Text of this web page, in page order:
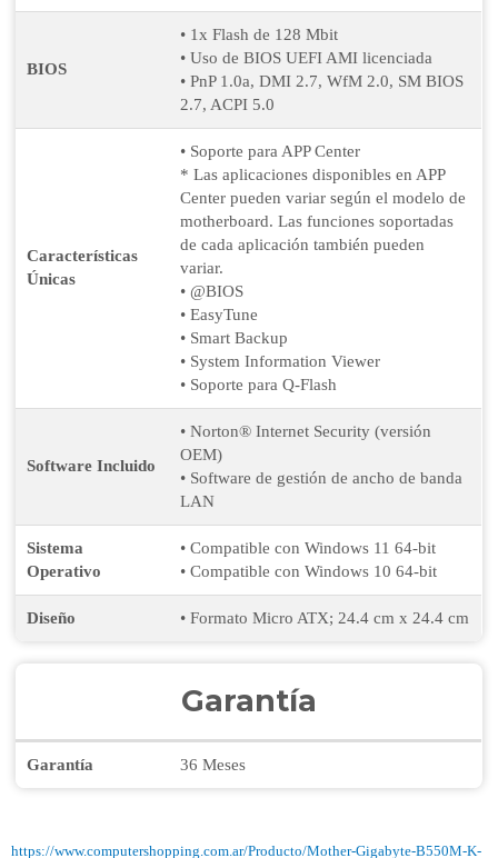
BIOS
• 1x Flash de 128 Mbit
• Uso de BIOS UEFI AMI licenciada
• PnP 1.0a, DMI 2.7, WfM 2.0, SM BIOS
2.7, ACPI 5.0
Características
Únicas
• Soporte para APP Center
* Las aplicaciones disponibles en APP
Center pueden variar según el modelo de
motherboard. Las funciones soportadas
de cada aplicación también pueden
variar.
• @BIOS
• EasyTune
• Smart Backup
• System Information Viewer
• Soporte para Q-Flash
Software Incluido
• Norton® Internet Security (versión
OEM)
• Software de gestión de ancho de banda
LAN
Sistema
Operativo
• Compatible con Windows 11 64-bit
• Compatible con Windows 10 64-bit
Diseño • Formato Micro ATX; 24.4 cm x 24.4 cm
Garantía
Garantía 36 Meses
https://www.computershopping.com.ar/Producto/Mother-Gigabyte-B550M-K-